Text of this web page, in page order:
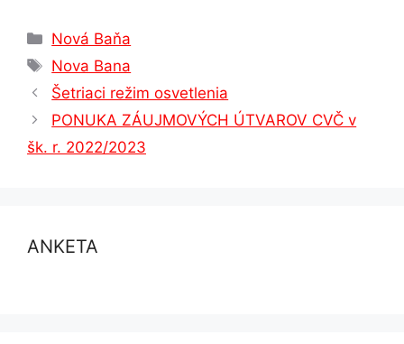
Kategórie
Nová Baňa
Značky
Nova Bana
Šetriaci režim osvetlenia
PONUKA ZÁUJMOVÝCH ÚTVAROV CVČ v
šk. r. 2022/2023
ANKETA